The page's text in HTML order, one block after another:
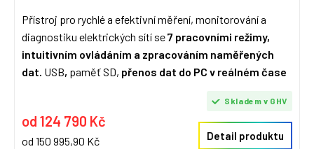
Přístroj pro rychlé a efektivní měření, monitorování a
diagnostiku elektrických sítí se7 pracovními režimy,
intuitivním ovládáním a zpracováním naměřených
dat. USB, paměť SD, přenos dat do PC v reálném čase
od 124 790 Kč
od 150 995,90 Kč
Skladem v GHV
Detail produktu